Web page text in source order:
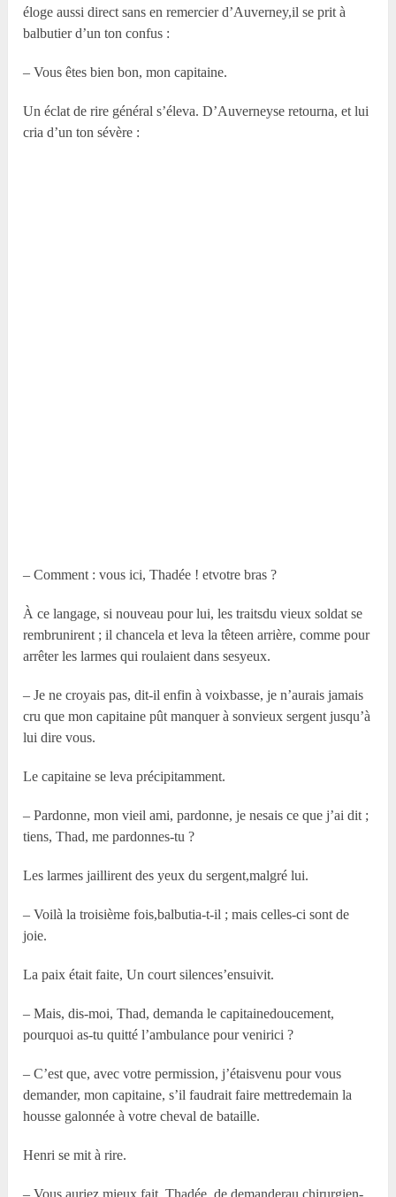
éloge aussi direct sans en remercier d’Auverney,il se prit à
balbutier d’un ton confus :
– Vous êtes bien bon, mon capitaine.
Un éclat de rire général s’éleva. D’Auverneyse retourna, et lui
cria d’un ton sévère :
– Comment : vous ici, Thadée ! etvotre bras ?
À ce langage, si nouveau pour lui, les traitsdu vieux soldat se
rembrunirent ; il chancela et leva la têteen arrière, comme pour
arrêter les larmes qui roulaient dans sesyeux.
– Je ne croyais pas, dit-il enfin à voixbasse, je n’aurais jamais
cru que mon capitaine pût manquer à sonvieux sergent jusqu’à
lui dire vous.
Le capitaine se leva précipitamment.
– Pardonne, mon vieil ami, pardonne, je nesais ce que j’ai dit ;
tiens, Thad, me pardonnes-tu ?
Les larmes jaillirent des yeux du sergent,malgré lui.
– Voilà la troisième fois,balbutia-t-il ; mais celles-ci sont de
joie.
La paix était faite, Un court silences’ensuivit.
– Mais, dis-moi, Thad, demanda le capitainedoucement,
pourquoi as-tu quitté l’ambulance pour venirici ?
– C’est que, avec votre permission, j’étaisvenu pour vous
demander, mon capitaine, s’il faudrait faire mettredemain la
housse galonnée à votre cheval de bataille.
Henri se mit à rire.